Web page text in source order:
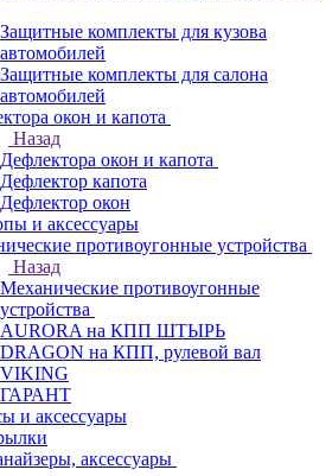
Защитные комплекты для кузова
автомобилей
Защитные комплекты для салона
автомобилей
окон и капота
Назад
Дефлектора окон и капота
Дефлектор капота
Дефлектор окон
и аксессуары
противоугонные устройства
Назад
Механические противоугонные
устройства
AURORA на КПП ШТЫРЬ
DRAGON на КПП, рулевой вал
VIKING
ГАРАНТ
и аксессуары
аксессуары